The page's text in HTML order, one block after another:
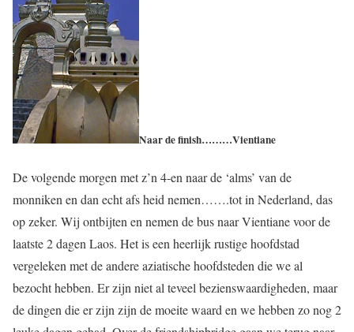
Naar de finish………Vientiane
De volgende morgen met z’n 4-en naar de ‘alms’ van de
monniken en dan echt afs heid nemen…….tot in Nederland, das
op zeker. Wij ontbijten en nemen de bus naar Vientiane voor de
laatste 2 dagen Laos. Het is een heerlijk rustige hoofdstad
vergeleken met de andere aziatische hoofdsteden die we al
bezocht hebben. Er zijn niet al teveel bezienswaardigheden, maar
de dingen die er zijn zijn de moeite waard en we hebben zo nog 2